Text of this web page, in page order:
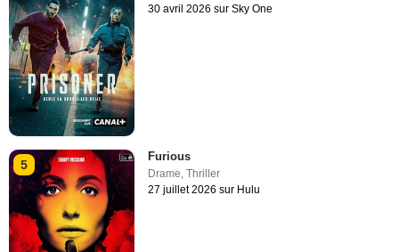
30 avril 2026 sur Sky One
5
Furious
Drame,Thriller
27 juillet 2026 sur Hulu